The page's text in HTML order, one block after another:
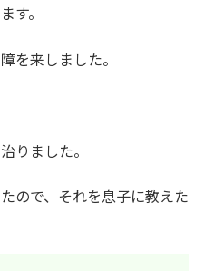
す。
を来しました。
りました。
ので、それを息子に教えた